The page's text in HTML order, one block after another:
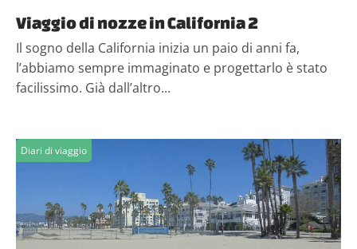
annunci, per fornire funzionalità dei social media e per
analizzare il nostro traffico. Condividiamo inoltre
informazioni sul modo in cui utilizzi il nostro sito con i
nostri partner che si occupano di analisi dei dati web,
pubblicità e social media, i quali potrebbero combinarle
Viaggio di nozze in California 2
Il sogno della California inizia un paio di anni fa,
l’abbiamo sempre immaginato e progettarlo è stato
facilissimo. Già dall’altro...
Diari di viaggio